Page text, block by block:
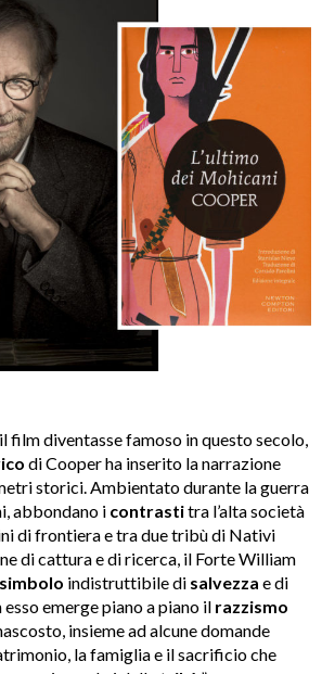
film diventasse famoso in questo secolo,
di Cooper ha inserito la narrazione
storici. Ambientato durante la guerra
abbondano i contrastitra l’alta società
di frontiera e tra due tribù di Nativi
di cattura e di ricerca, il Forte William
simbolo indistruttibile di salvezza e di
emerge piano a piano il razzismo
insieme ad alcune domande
la famiglia e il sacrificio che